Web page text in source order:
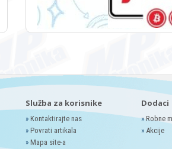
Služba za korisnike
» Kontaktirajte nas
» Povrati artikala
» Mapa site-a
Dodaci
»Robne
» Akcije